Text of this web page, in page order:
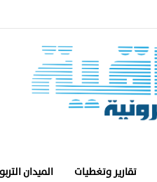
تقارير وتغطيات الميدان